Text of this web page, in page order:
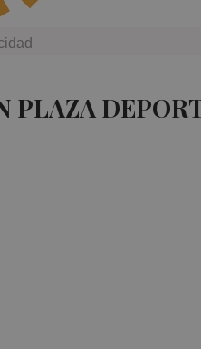
PLAZA